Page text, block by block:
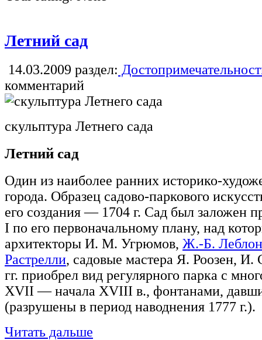
Летний сад
14.03.2009 раздел:
комментарий
скульптура Летнего сада
Летний сад
Один из наиболее ранних историко-
города. Образец садово-паркового
его создания — 1704 г. Сад был заложен
I по его первоначальному плану, над
архитекторы И. М. Угрюмов, Ж.-Б. Леблон
Растрелли, садовые мастера Я. Роозен,
гг. приобрел вид регулярного парка с
XVII — начала XVIII в., фонтанами,
(разрушены в период наводнения 1777 г.).
Читать дальше